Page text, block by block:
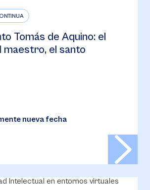
Tomás de Aquino: el
maestro, el santo
nueva fecha